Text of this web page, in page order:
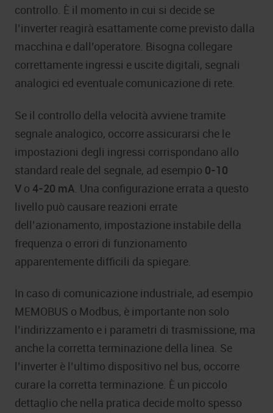
controllo. È il momento in cui si decide se
l’inverter reagirà esattamente come previsto dalla
macchina e dall’operatore. Bisogna collegare
correttamente ingressi e uscite digitali, segnali
analogici ed eventuale comunicazione di rete.
Se il controllo della velocità avviene tramite
segnale analogico, occorre assicurarsi che le
impostazioni degli ingressi corrispondano allo
standard reale del segnale, ad esempio 0-10
V o 4-20 mA . Una configurazione errata a questo
livello può causare reazioni errate
dell’azionamento, impostazione instabile della
frequenza o errori di funzionamento
apparentemente difficili da spiegare.
In caso di comunicazione industriale, ad esempio
MEMOBUS o Modbus, è importante non solo
l’indirizzamento e i parametri di trasmissione, ma
anche la corretta terminazione della linea. Se
l’inverter è l’ultimo dispositivo nel bus, occorre
curare la corretta terminazione. È un piccolo
dettaglio che nella pratica decide molto spesso